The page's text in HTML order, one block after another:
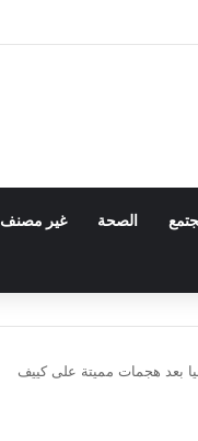
الصحة غير مصنف
بعد هجمات مميتة على كييف